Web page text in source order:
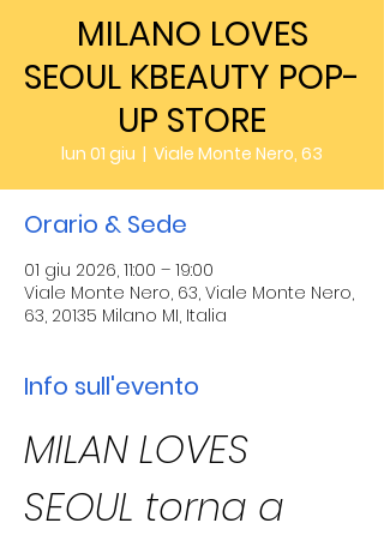
MILANO LOVES
SEOUL KBEAUTY POP-
UP STORE
lun 01 giu
  |
Viale Monte Nero, 63
Orario & Sede
01 giu 2026, 11:00 – 19:00
Viale Monte Nero, 63, Viale Monte Nero,
63, 20135 Milano MI, Italia
Info sull'evento
MILAN LOVES
SEOUL torna a